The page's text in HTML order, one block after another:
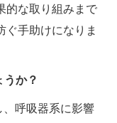
的な取り組みまで
ぐ手助けになりま
うか？
呼吸器系に影響